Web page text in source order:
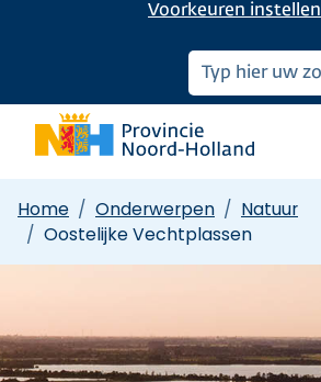
Voorkeuren instellen
Home Onderwerpen
Natuur
Oostelijke Vechtplassen